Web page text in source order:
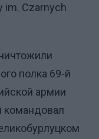
im. Czarnych
полка 69-й
армии
командовал